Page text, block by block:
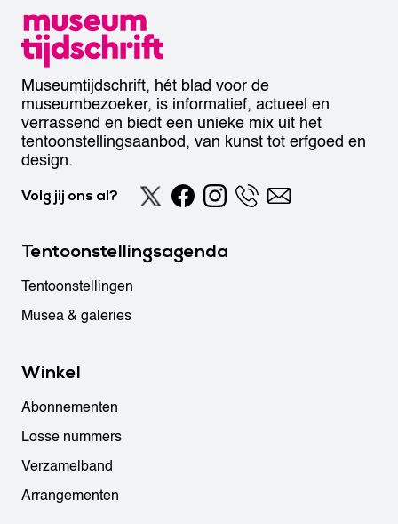
Museumtijdschrift, hét blad voor de
museumbezoeker, is informatief, actueel en
verrassend en biedt een unieke mix uit het
tentoonstellingsaanbod, van kunst tot erfgoed en
design.
Volg jij ons al?
Tentoonstellingsagenda
Tentoonstellingen
Musea & galeries
Winkel
Abonnementen
Losse nummers
Verzamelband
Arrangementen